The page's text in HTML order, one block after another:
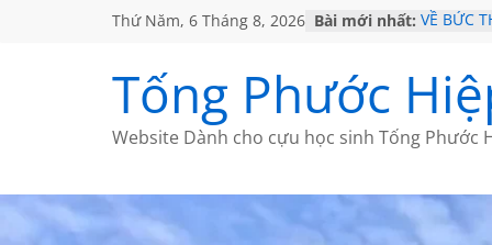
Thứ Năm, 6 Tháng 8, 2026 Bài mới nhất: VỀ BỨC
MỘT ĐỜI
SÁCH
BẤT
CÀ PHÊ
Tống Phước
Website Dành cho cựu học sinh Tống Phước